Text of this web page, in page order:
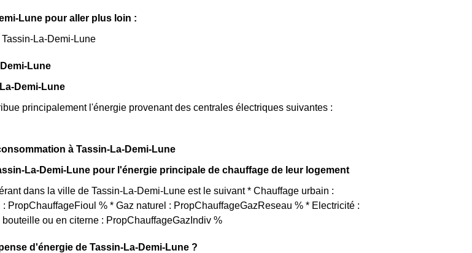
Lune pour aller plus loin :
La-Demi-Lune
Lune
Demi-Lune
principalement l'énergie provenant des centrales électriques suivantes :
à Tassin-La-Demi-Lune
La-Demi-Lune pour l'énergie principale de chauffage de leur logement
dans la ville de Tassin-La-Demi-Lune est le suivant * Chauffage urbain :
PropChauffageFioul % * Gaz naturel : PropChauffageGazReseau % * Electricité :
ou en citerne : PropChauffageGazIndiv %
d'énergie de Tassin-La-Demi-Lune ?